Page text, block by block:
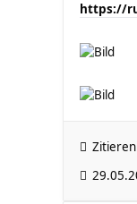
https://
Zitieren